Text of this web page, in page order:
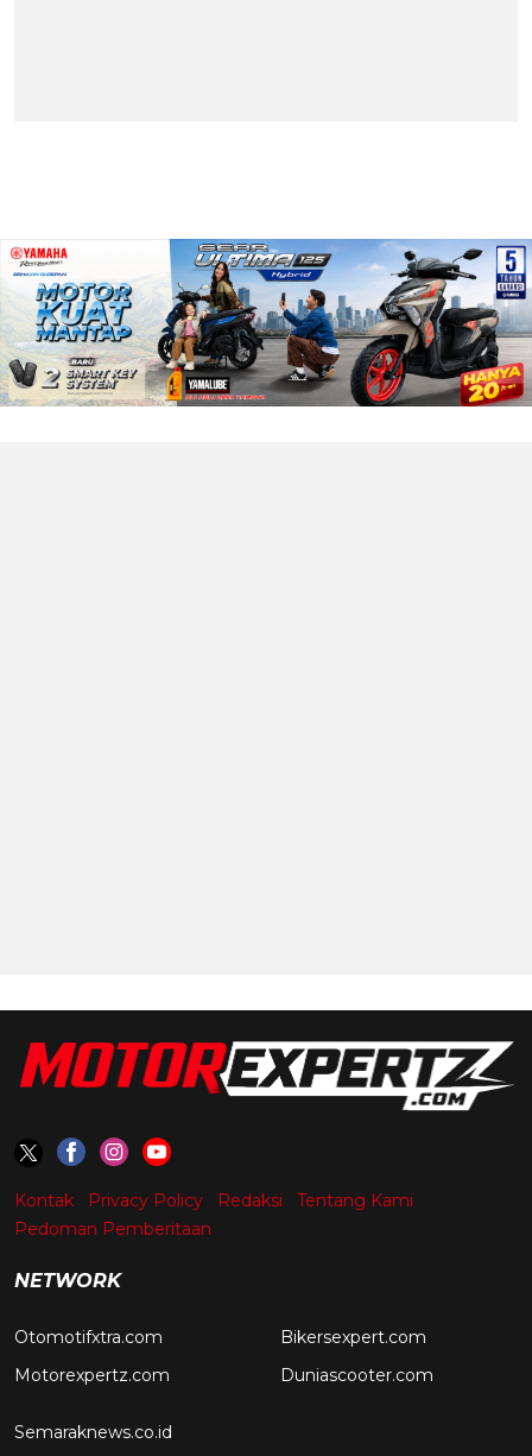
Kontak Privacy Policy Redaksi
Tentang Kami
Pedoman Pemberitaan
NETWORK
Otomotifxtra.com
Motorexpertz.com
Bikersexpert.com
Duniascooter.com
Semaraknews.co.id